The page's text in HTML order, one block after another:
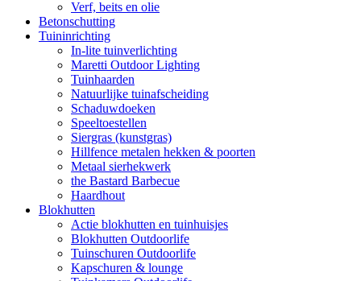
Verf, beits en olie
Betonschutting
Tuininrichting
In-lite tuinverlichting
Maretti Outdoor Lighting
Tuinhaarden
Natuurlijke tuinafscheiding
Schaduwdoeken
Speeltoestellen
Siergras (kunstgras)
Hillfence metalen hekken & poorten
Metaal sierhekwerk
the Bastard Barbecue
Haardhout
Blokhutten
Actie blokhutten en tuinhuisjes
Blokhutten Outdoorlife
Tuinschuren Outdoorlife
Kapschuren & lounge